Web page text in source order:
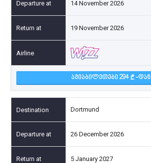
14 November 2026
19 November 2026
ᲐᲕᲘᲐᲑᲘᲚᲔᲗᲔᲑᲘ 294 -ᲓᲐᲜ
Dortmund
26 December 2026
5 January 2027